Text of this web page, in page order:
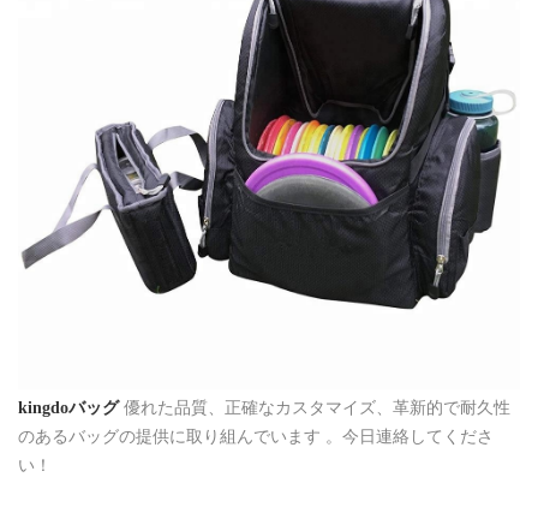
kingdoバッグ優れた品質、正確なカスタマイズ、革新的で耐久性
のあるバッグの提供に取り組んでいます 。今日連絡してくださ
い！